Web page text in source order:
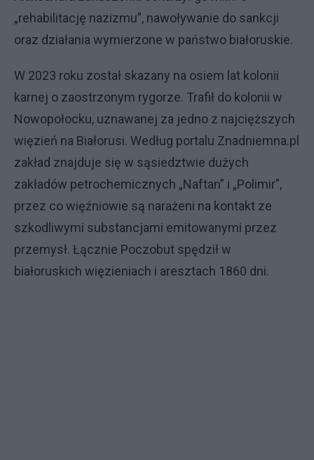
„rehabilitację nazizmu”, nawoływanie do sankcji
oraz działania wymierzone w państwo białoruskie.
W 2023 roku został skazany na osiem lat kolonii
karnej o zaostrzonym rygorze. Trafił do kolonii w
Nowopołocku, uznawanej za jedno z najcięższych
więzień na Białorusi. Według portalu Znadniemna.pl
zakład znajduje się w sąsiedztwie dużych
zakładów petrochemicznych „Naftan” i „Polimir”,
przez co więźniowie są narażeni na kontakt ze
szkodliwymi substancjami emitowanymi przez
przemysł. Łącznie Poczobut spędził w
białoruskich więzieniach i aresztach 1860 dni.